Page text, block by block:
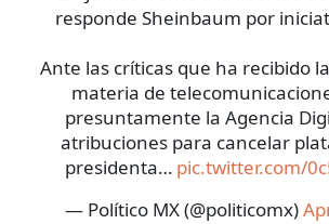
responde Sheinbaum por
Ante las críticas que ha recibido
materia de
presuntamente la Agencia
atribuciones para cancelar
presidenta… pic.twitter.com/
— Político MX (@politicomx)